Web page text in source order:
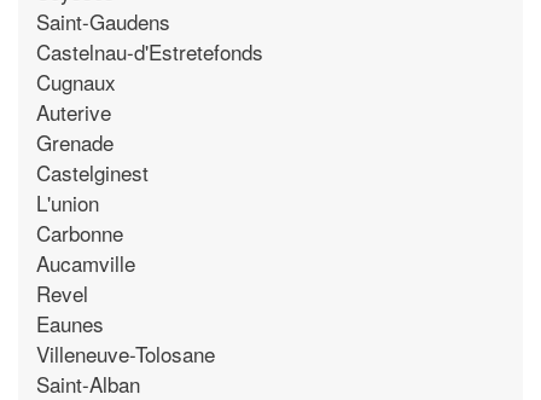
Saint-Gaudens
Castelnau-d'Estretefonds
Cugnaux
Auterive
Grenade
Castelginest
L'union
Carbonne
Aucamville
Revel
Eaunes
Villeneuve-Tolosane
Saint-Alban